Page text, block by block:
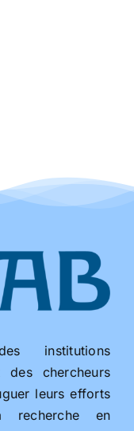
institutions
des chercheurs
leurs efforts
en